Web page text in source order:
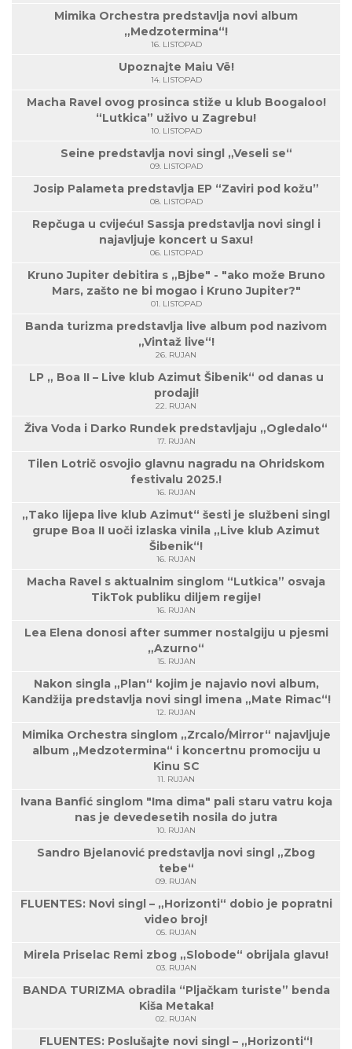
Mimika Orchestra predstavlja novi album
„Medzotermina“!
16. LISTOPAD
Upoznajte Maiu Vë!
14. LISTOPAD
Macha Ravel ovog prosinca stiže u klub Boogaloo!
“Lutkica” uživo u Zagrebu!
10. LISTOPAD
Seine predstavlja novi singl „Veseli se“
09. LISTOPAD
Josip Palameta predstavlja EP “Zaviri pod kožu”
08. LISTOPAD
Repčuga u cvijeću! Sassja predstavlja novi singl i
najavljuje koncert u Saxu!
06. LISTOPAD
Kruno Jupiter debitira s „Bjbe" - "ako može Bruno
Mars, zašto ne bi mogao i Kruno Jupiter?"
01. LISTOPAD
Banda turizma predstavlja live album pod nazivom
„Vintaž live“!
26. RUJAN
LP „ Boa II – Live klub Azimut Šibenik“ od danas u
prodaji!
22. RUJAN
Živa Voda i Darko Rundek predstavljaju „Ogledalo“
17. RUJAN
Tilen Lotrič osvojio glavnu nagradu na Ohridskom
festivalu 2025.!
16. RUJAN
„Tako lijepa live klub Azimut“ šesti je službeni singl
grupe Boa II uoči izlaska vinila „Live klub Azimut
Šibenik“!
16. RUJAN
Macha Ravel s aktualnim singlom “Lutkica” osvaja
TikTok publiku diljem regije!
16. RUJAN
Lea Elena donosi after summer nostalgiju u pjesmi
„Azurno“
15. RUJAN
Nakon singla „Plan“ kojim je najavio novi album,
Kandžija predstavlja novi singl imena „Mate Rimac“!
12. RUJAN
Mimika Orchestra singlom „Zrcalo/Mirror“ najavljuje
album „Medzotermina“ i koncertnu promociju u
Kinu SC
11. RUJAN
Ivana Banfić singlom "Ima dima" pali staru vatru koja
nas je devedesetih nosila do jutra
10. RUJAN
Sandro Bjelanović predstavlja novi singl „Zbog
tebe“
09. RUJAN
FLUENTES: Novi singl – „Horizonti“ dobio je popratni
video broj!
05. RUJAN
Mirela Priselac Remi zbog „Slobode“ obrijala glavu!
03. RUJAN
BANDA TURIZMA obradila “Pljačkam turiste” benda
Kiša Metaka!
02. RUJAN
FLUENTES: Poslušajte novi singl – „Horizonti“!